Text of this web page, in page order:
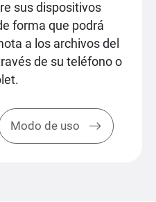
sus dispositivos
forma que podrá
a los archivos del
de su teléfono o
Modo de uso